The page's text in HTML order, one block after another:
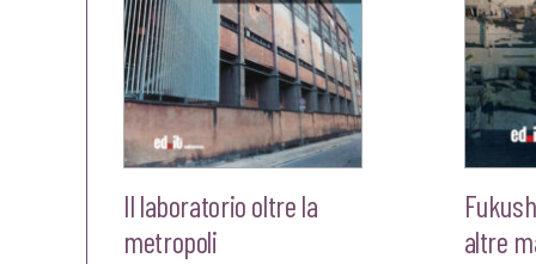
Il laboratorio oltre la
metropoli
altre